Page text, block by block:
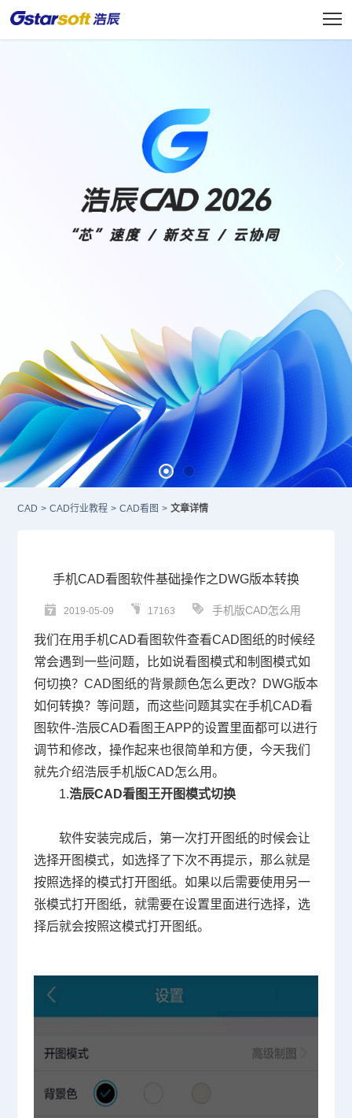
CAD > CAD行业教程 > CAD看图 > 文章详情
手机CAD看图软件基础操作之DWG版本转换
2019-05-09 17163 手机版CAD怎么用
我们在用手机CAD看图软件查看CAD图纸的时候经
常会遇到一些问题，比如说看图模式和制图模式如
何切换？CAD图纸的背景颜色怎么更改？ DWG版本
如何转换？等问题，而这些问题其实在手机CAD看
图软件-浩辰CAD看图王APP的设置里面都可以进行
调节和修改，操作起来也很简单和方便，今天我们
就先介绍浩辰手机版CAD怎么用。
1.浩辰CAD看图王开图模式切换
软件安装完成后，第一次打开图纸的时候会让
选择开图模式，如选择了下次不再提示，那么就是
按照选择的模式打开图纸。如果以后需要使用另一
张模式打开图纸，就需要在设置里面进行选择，选
择后就会按照这模式打开图纸。